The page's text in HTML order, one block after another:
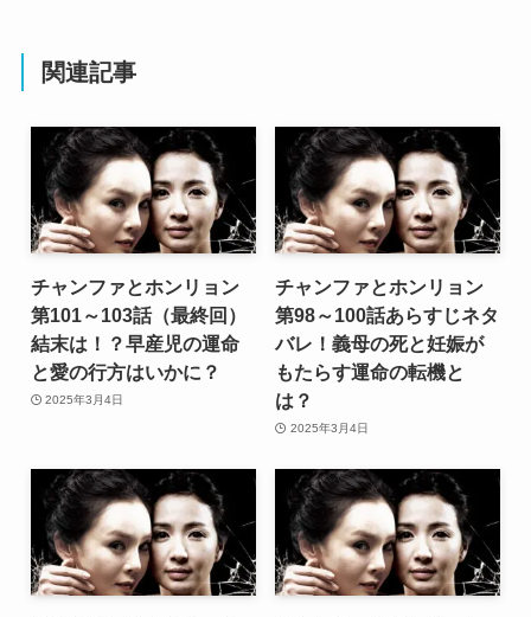
関連記事
チャンファとホンリョン
第101～103話（最終回）
結末は！？早産児の運命
と愛の行方はいかに？
2025年3月4日
チャンファとホンリョン
第98～100話あらすじネタ
バレ！義母の死と妊娠が
もたらす運命の転機と
は？
2025年3月4日